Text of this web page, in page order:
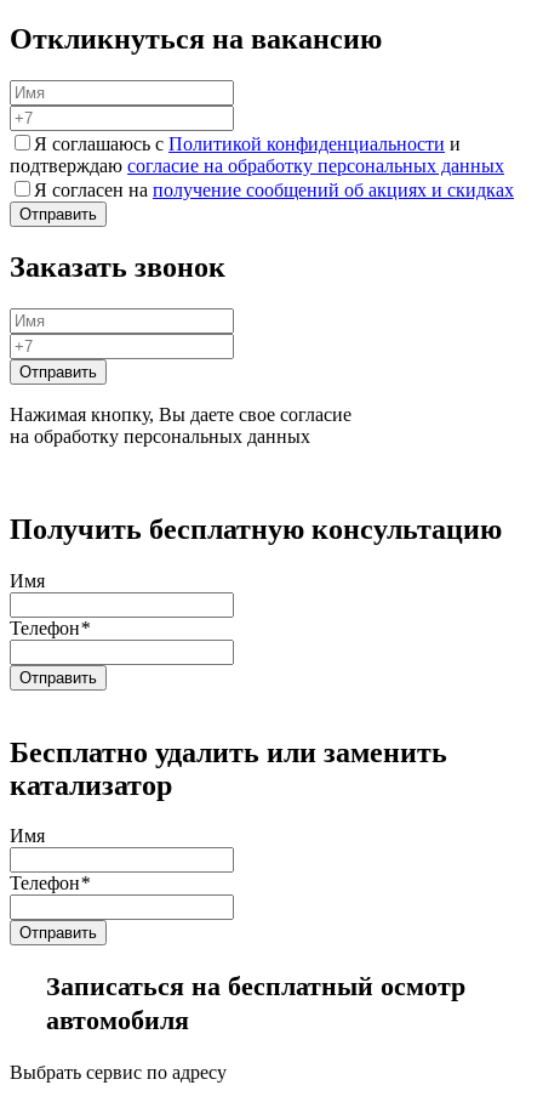
Откликнуться на вакансию
Я соглашаюсь с Политикой конфиденциальности и
подтверждаю согласие на обработку персональных данных
Я согласен на получение сообщений об акциях и скидках
Заказать звонок
Нажимая кнопку, Вы даете свое согласие
на обработку персональных данных
Получить бесплатную консультацию
Имя
Телефон*
Бесплатно удалить или заменить
катализатор
Имя
Телефон*
Записаться на бесплатный осмотр
автомобиля
Выбрать сервис по адресу